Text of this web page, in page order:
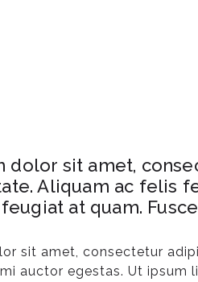
dolor sit amet,
Aliquam ac felis
at quam.
sit amet, consectetur
auctor egestas. Ut ipsum